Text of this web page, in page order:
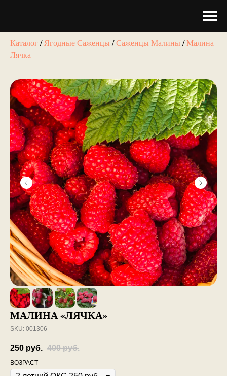
Каталог /Ягодные Саженцы /Саженцы Малины /Малина
Лячка
МАЛИНА «ЛЯЧКА»
SKU: 001306
250 руб. 400 руб.
ВОЗРАСТ